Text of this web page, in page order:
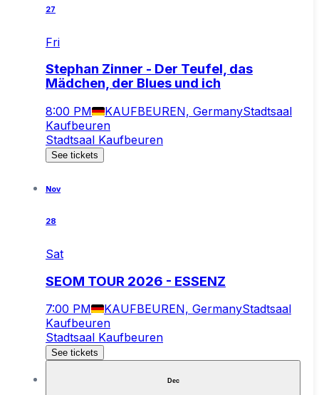
27
Fri
Stephan Zinner - Der Teufel, das
Mädchen, der Blues und ich
8:00 PM KAUFBEUREN, GermanyStadtsaal
Kaufbeuren
Stadtsaal Kaufbeuren
See tickets
Nov
28
Sat
SEOM TOUR 2026 - ESSENZ
7:00 PM KAUFBEUREN, GermanyStadtsaal
Kaufbeuren
Stadtsaal Kaufbeuren
See tickets
Dec